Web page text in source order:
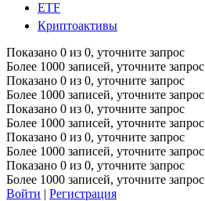
ETF
Криптоактивы
Показано 0 из 0, уточните запрос
Более 1000 записей, уточните запрос
Показано 0 из 0, уточните запрос
Более 1000 записей, уточните запрос
Показано 0 из 0, уточните запрос
Более 1000 записей, уточните запрос
Показано 0 из 0, уточните запрос
Более 1000 записей, уточните запрос
Показано 0 из 0, уточните запрос
Более 1000 записей, уточните запрос
Войти | Регистрация